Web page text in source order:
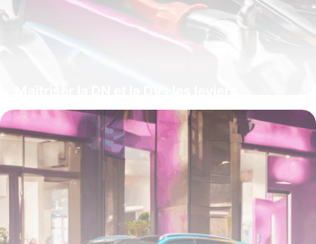
essentiels de la performance commerciale
15 juin 2026